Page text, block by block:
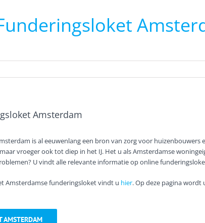
Amsterdam
is al eeuwenlang een bron van zorg voor
vroeger ook tot diep in het IJ. Het u als Amsterdamse
U vindt alle relevante informatie op online
Amsterdamse funderingsloket vindt u hier. Op deze pagina
AMSTERDAM